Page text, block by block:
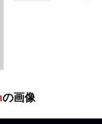
の画像